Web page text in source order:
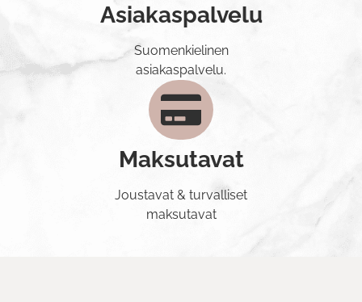
Asiakaspalvelu
Suomenkielinen
asiakaspalvelu.
Maksutavat
Joustavat & turvalliset
maksutavat